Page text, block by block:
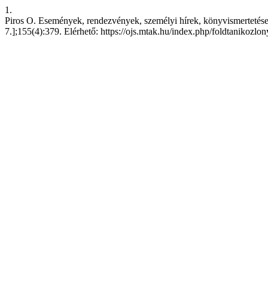
1.
Piros O. Események, rendezvények, személyi hírek,
7.];155(4):379. Elérhető: https://ojs.mtak.hu/index.php/